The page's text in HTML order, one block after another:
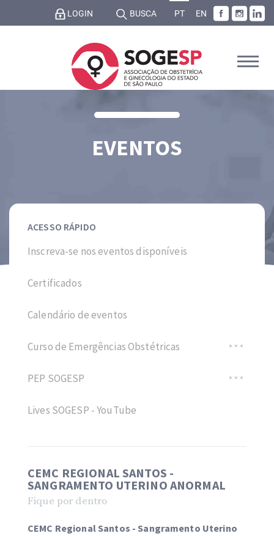
LOGIN BUSCA PT EN
EVENTOS
ACESSO RÁPIDO
Inscreva-se nos eventos disponíveis
Certificados
Calendário de eventos
Curso de Emergências Obstétricas
PEP SOGESP
Lives SOGESP - YouTube
CEMC REGIONAL SANTOS -
SANGRAMENTO UTERINO ANORMAL
Fique por dentro
CEMC Regional Santos - Sangramento Uterino